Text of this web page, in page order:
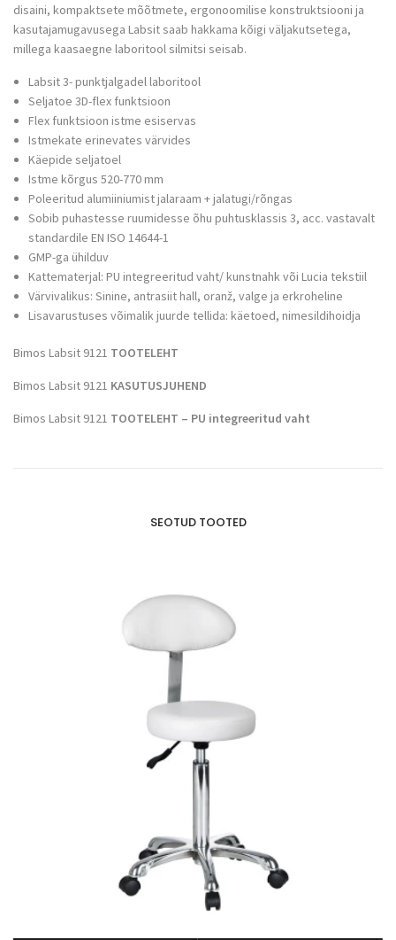
disaini, kompaktsete mõõtmete, ergonoomilise konstruktsiooni ja
kasutajamugavusega Labsit saab hakkama kõigi väljakutsetega,
millega kaasaegne laboritool silmitsi seisab.
Labsit 3- punktjalgadel laboritool
Seljatoe 3D-flex funktsioon
Flex funktsioon istme esiservas
Istmekate erinevates värvides
Käepide seljatoel
Istme kõrgus 520-770 mm
Poleeritud alumiiniumist jalaraam + jalatugi/rõngas
Sobib puhastesse ruumidesse õhu puhtusklassis 3, acc. vastavalt
standardile EN ISO 14644-1
GMP-ga ühilduv
Kattematerjal: PU integreeritud vaht/ kunstnahk või Lucia tekstiil
Värvivalikus: Sinine, antrasiit hall, oranž, valge ja erkroheline
Lisavarustuses võimalik juurde tellida: käetoed, nimesildihoidja
Bimos Labsit 9121 TOOTELEHT
Bimos Labsit 9121 KASUTUSJUHEND
Bimos Labsit 9121 TOOTELEHT – PU integreeritud vaht
SEOTUD TOOTED